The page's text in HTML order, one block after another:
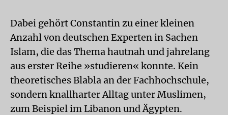
Dabei gehört Constantin zu einer kleinen
Anzahl von deutschen Experten in Sachen
Islam, die das Thema hautnah und jahrelang
aus erster Reihe »studieren« konnte. Kein
theoretisches Blabla an der Fachhochschule,
sondern knallharter Alltag unter Muslimen,
zum Beispiel im Libanon und Ägypten.